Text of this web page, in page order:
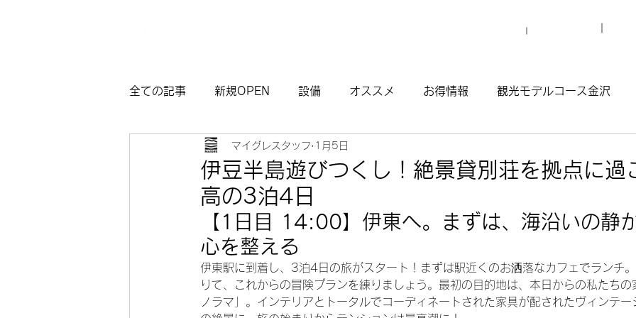
全ての記事 新規OPEN 設備 オススメ お得情報 観光モデルコース金沢
マイグレ東京 お知らせ 観光モデルコース渋谷原宿
観光モデルコース熱海 サウナ
伊豆半島遊びつくし！絶景貸別荘を拠点に過
高の3泊4日
マイグレスタッフ 1月5日
【1日目 14:00】伊東へ。まずは、海沿いの静
心を整える
伊東駅に到着し、3泊4日の旅がスタート！まずは駅近くのお洒落なカフェでランチ
りて、これからの冒険プランを練りましょう。最初の目的地は、本日からの私たちの
ノラマ」。インテリアとトータルでコーディネートされた家具が配されたヴィンテー